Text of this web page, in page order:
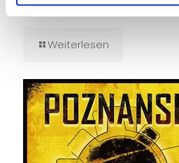
Tief unten im dunklen Wasser
Weiterlesen